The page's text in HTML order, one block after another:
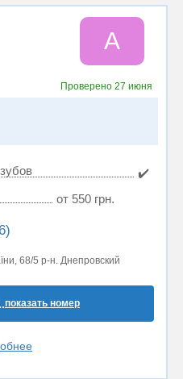
А
Проверено 27 июня
✔️
от 550 грн.
68/5 р-н. Днепровский
показать номер